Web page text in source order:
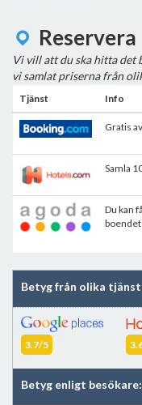
Reservera
Vi vill att du ska hitta
vi samlat priserna från
Tjänst Info
Gratis
Samla
Du kan
boendet
Betyg från olika
3.7/5
Betyg enligt besökare: